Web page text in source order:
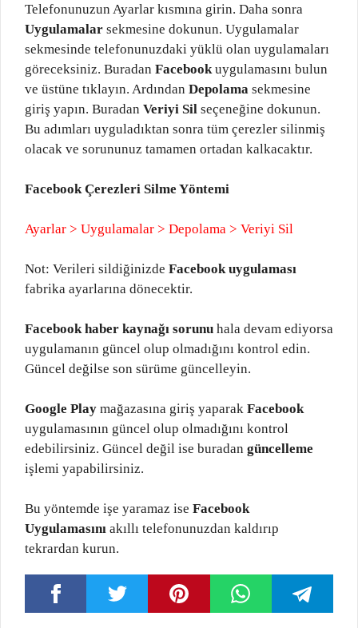
Telefonunuzun Ayarlar kısmına girin. Daha sonra
Uygulamalar sekmesine dokunun. Uygulamalar
sekmesinde telefonunuzdaki yüklü olan uygulamaları
göreceksiniz. Buradan Facebookuygulamasını bulun
ve üstüne tıklayın. Ardından Depolama sekmesine
giriş yapın. Buradan Veriyi Sil seçeneğine dokunun.
Bu adımları uyguladıktan sonra tüm çerezler silinmiş
olacak ve sorununuz tamamen ortadan kalkacaktır.
Facebook Çerezleri Silme Yöntemi
Ayarlar > Uygulamalar > Depolama > Veriyi Sil
Not: Verileri sildiğinizde Facebook uygulaması
fabrika ayarlarına dönecektir.
Facebook haber kaynağı sorunu hala devam ediyorsa
uygulamanın güncel olup olmadığını kontrol edin.
Güncel değilse son sürüme güncelleyin.
Google Play mağazasına giriş yaparak Facebook
uygulamasının güncel olup olmadığını kontrol
edebilirsiniz. Güncel değil ise buradan güncelleme
işlemi yapabilirsiniz.
Bu yöntemde işe yaramaz ise Facebook
Uygulamasını akıllı telefonunuzdan kaldırıp
tekrardan kurun.